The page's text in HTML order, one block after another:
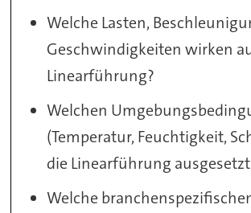
Welche Lasten,
Geschwindigkeiten wirken
Linearführung?
Welchen
(Temperatur, Feuchtigkeit,
die Linearführung
Welche